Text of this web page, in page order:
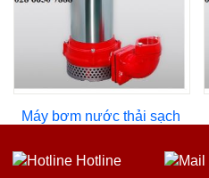
Hotline
Máy bơm nước thải sạch
3,990,000 VNĐ